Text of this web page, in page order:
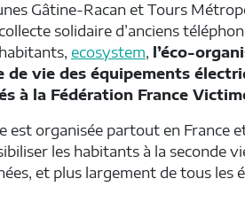
Gâtine-Racan et Tours
solidaire d’anciens
ecosystem, l’éco-
de vie des équipements
à la Fédération France
est organisée partout en France
les habitants à la seconde
et plus largement de tous les